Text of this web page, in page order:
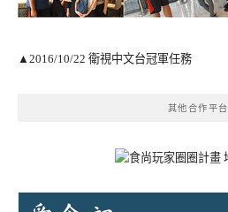
▲2016/10/22 衛視中文台冠軍任務
其他合作平台